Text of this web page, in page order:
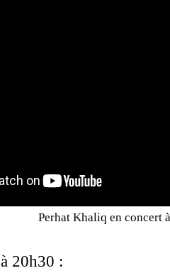
Perhat Khaliq en concert
à 20h30 :